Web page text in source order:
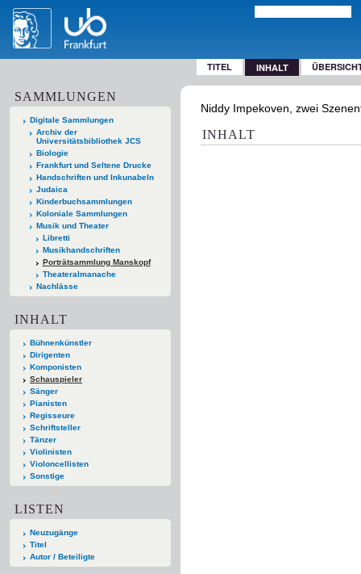
TITEL INHALT
SAMMLUNGEN
Digitale Sammlungen
Archiv der
Universitätsbibliothek JCS
Biologie
Frankfurt und Seltene Drucke
Handschriften und Inkunabeln
Judaica
Kinderbuchsammlungen
Koloniale Sammlungen
Musik und Theater
Libretti
Musikhandschriften
Porträtsammlung Manskopf
Theateralmanache
Nachlässe
INHALT
Bühnenkünstler
Dirigenten
Komponisten
Schauspieler
Sänger
Pianisten
Regisseure
Schriftsteller
Tänzer
Violinisten
Violoncellisten
Sonstige
LISTEN
Neuzugänge
Titel
Autor / Beteiligte
Niddy Impekoven, zwei
INHALT